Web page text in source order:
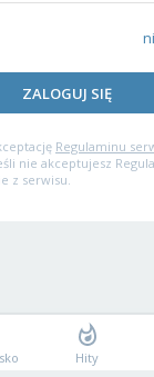
ZALOGUJ SIĘ
Regulaminu
nie akceptujesz
z serwisu.
Hity